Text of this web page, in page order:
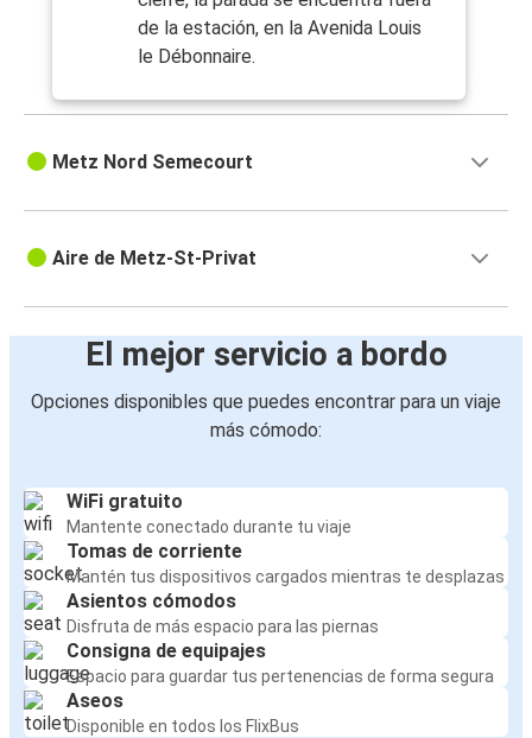
de la estación, en la Avenida Louis
le Débonnaire.
Metz Nord Semecourt
Aire de Metz-St-Privat
El mejor servicio a bordo
Opciones disponibles que puedes encontrar para un viaje
más cómodo:
WiFi gratuito
Mantente conectado durante tu viaje
Tomas de corriente
Mantén tus dispositivos cargados mientras te desplazas
Asientos cómodos
Disfruta de más espacio para las piernas
Consigna de equipajes
Espacio para guardar tus pertenencias de forma segura
Aseos
Disponible en todos los FlixBus